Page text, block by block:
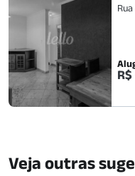
Veja outras